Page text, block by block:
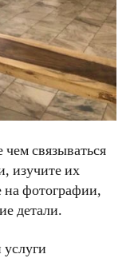
связываться
изучите их
фотографии,
детали.